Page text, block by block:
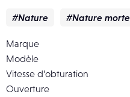
#Nature #Nature morte
Marque
Modèle
Vitesse d’obturation
Ouverture